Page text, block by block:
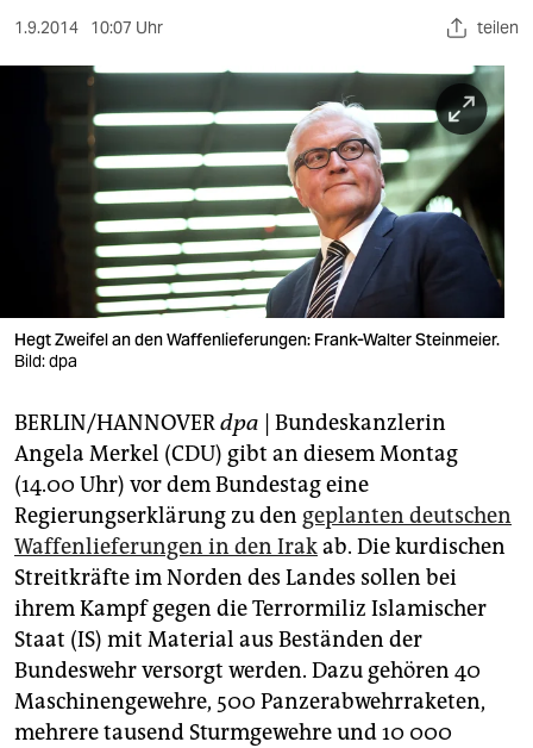
sport
wahrheit
veranstaltungen
fragen & hilfe
unterstützen
abo
genossenschaft
epaper login
1.9.2014 10:07 Uhr teilen
Hegt Zweifel an den Waffenlieferungen: Frank-Walter Steinmeier.
Bild: dpa
BERLIN/HANNOVERdpa | Bundeskanzlerin
Angela Merkel (CDU) gibt an diesem Montag
(14.00 Uhr) vor dem Bundestag eine
Regierungserklärung zu den geplanten deutschen
Waffenlieferungen in den Irakab. Die kurdischen
Streitkräfte im Norden des Landes sollen bei
ihrem Kampf gegen die Terrormiliz Islamischer
Staat (IS) mit Material aus Beständen der
Bundeswehr versorgt werden. Dazu gehören 40
Maschinengewehre, 500 Panzerabwehrraketen,
mehrere tausend Sturmgewehre und 10 000